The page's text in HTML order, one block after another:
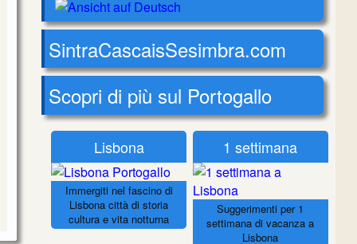
SintraCascaisSesimbra.com
Scopri di più sul Portogallo
Lisbona
Immergiti nel fascino di
Lisbona città di storia
cultura e vita notturna
1 settimana
Suggerimenti per 1
settimana di vacanza a
Lisbona